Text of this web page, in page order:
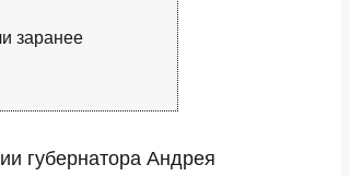
заранее
губернатора Андрея